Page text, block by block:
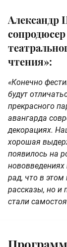
Александр
чтения»:
«Конечно
будут
прекрасного
авангарда
декорациях.
хорошая
появилось на
нововведениях
рад, что в
рассказы, но и
стали